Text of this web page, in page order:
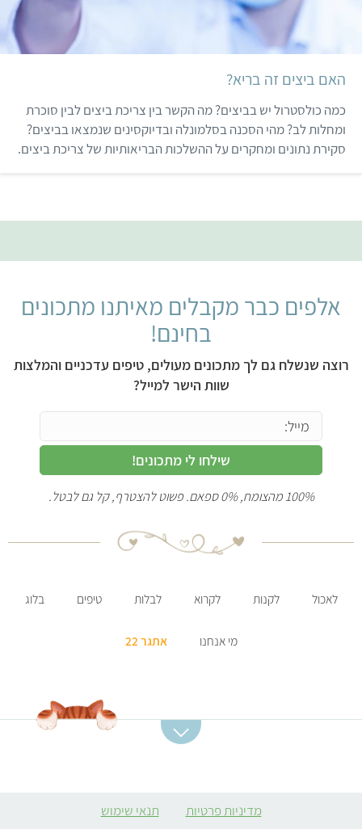
האם ביצים זה בריא?
כמה כולסטרול יש בביצים? מה הקשר בין צריכת ביצים לבין סוכרת
ומחלות לב? מהי הסכנה בסלמונלה ובדיוקסינים שנמצאו בביצים?
סקירת נתונים ומחקרים על ההשלכות הבריאותיות של צריכת ביצים.
אלפים כבר מקבלים מאיתנו מתכונים
בחינם!
רוצה שנשלח גם לך מתכונים מעולים, טיפים עדכניים והמלצות
שוות הישר למייל?
שילחו לי מתכונים!
100% מהצומח, 0% ספאם. פשוט להצטרף, קל גם לבטל.
לאכול לקנות לקרוא לבלות טיפים בלוג
מי אנחנו אתגר 22
קובה סלק
מדיניות פרטיות תנאי שימוש